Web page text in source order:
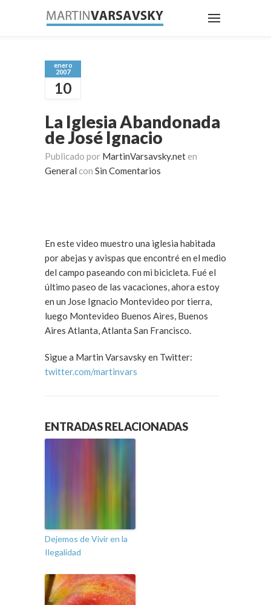
enero
2007
10
La Iglesia Abandonada
de José Ignacio
Publicado por MartinVarsavsky.net en
General con Sin Comentarios
En este video muestro una iglesia habitada
por abejas y avispas que encontré en el medio
del campo paseando con mi bicicleta. Fué el
último paseo de las vacaciones, ahora estoy
en un Jose Ignacio Montevideo por tierra,
luego Montevideo Buenos Aires, Buenos
Aires Atlanta, Atlanta San Francisco.
Sigue a Martin Varsavsky en Twitter:
twitter.com/martinvars
ENTRADAS RELACIONADAS
Dejemos de Vivir en la
Ilegalidad